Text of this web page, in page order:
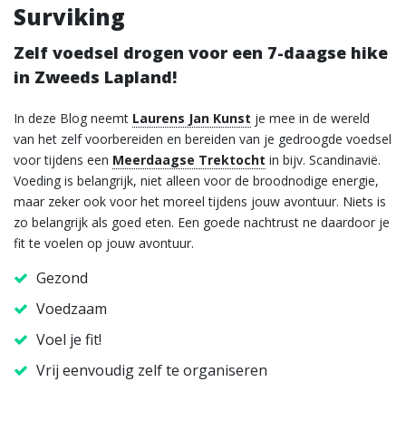
Surviking
Zelf voedsel drogen voor een 7-daagse hike
in Zweeds Lapland!
In deze Blog neemt Laurens Jan Kunst je mee in de wereld
van het zelf voorbereiden en bereiden van je gedroogde voedsel
voor tijdens een Meerdaagse Trektocht in bijv. Scandinavië.
Voeding is belangrijk, niet alleen voor de broodnodige energie,
maar zeker ook voor het moreel tijdens jouw avontuur. Niets is
zo belangrijk als goed eten. Een goede nachtrust ne daardoor je
fit te voelen op jouw avontuur.
Gezond
Voedzaam
Voel je fit!
Vrij eenvoudig zelf te organiseren